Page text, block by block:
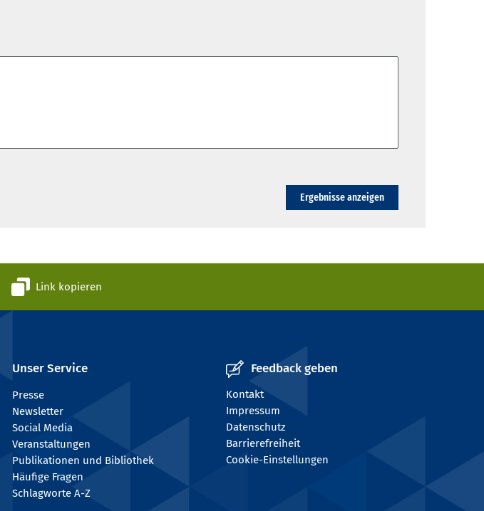
Ergebnisse anzeigen
Link kopieren
Unser Service
Presse
Newsletter
Social Media
Veranstaltungen
Publikationen und Bibliothek
Häufige Fragen
Schlagworte A-Z
Feedback geben
Kontakt
Impressum
Datenschutz
Barrierefreiheit
Cookie-Einstellungen